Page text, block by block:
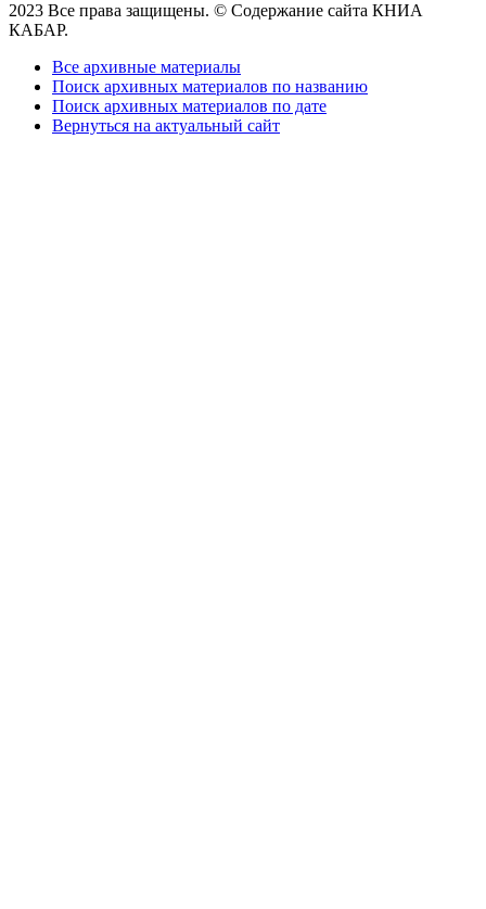
2023 Все права защищены. © Содержание сайта КНИА
КАБАР.
Все архивные материалы
Поиск архивных материалов по названию
Поиск архивных материалов по дате
Вернуться на актуальный сайт